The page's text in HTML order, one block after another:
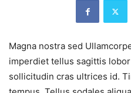
Magna nostra sed
imperdiet tellus sagittis
sollicitudin cras ultrices id.